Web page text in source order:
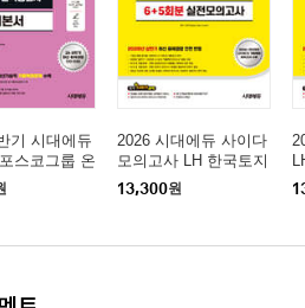
기 시대에듀
스코그룹 온
생산기술직
2026 시대에듀 사이다
모의고사 LH 한국토지
주택공사 기술직 NCS
+전공
13,300원